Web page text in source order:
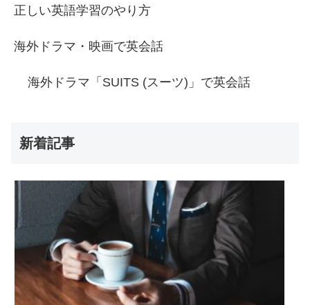
正しい英語学習のやり方
海外ドラマ・映画で英会話
海外ドラマ「SUITS (スーツ)」で英会話
新着記事